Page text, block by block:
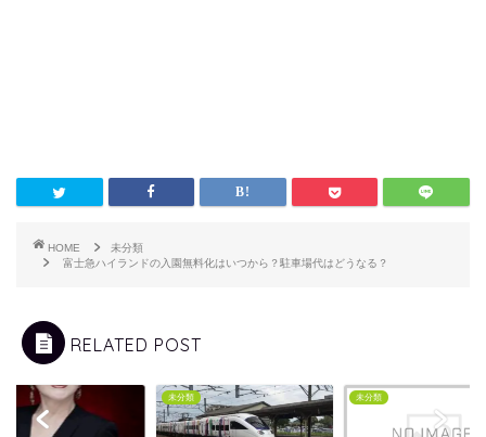
HOME
未分類
富士急ハイランドの入園無料化はいつから？駐車場代はどうなる？
RELATED POST
未分類 未分類